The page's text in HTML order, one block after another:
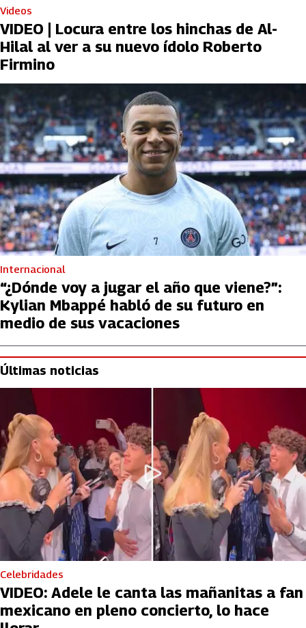
Videos
VIDEO | Locura entre los hinchas de Al-
Hilal al ver a su nuevo ídolo Roberto
Firmino
Internacional
“¿Dónde voy a jugar el año que viene?”:
Kylian Mbappé habló de su futuro en
medio de sus vacaciones
Últimas noticias
Celebridades
VIDEO: Adele le canta las mañanitas a fan
mexicano en pleno concierto, lo hace